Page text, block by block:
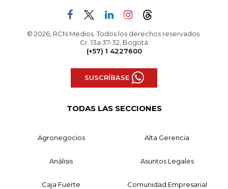
© 2026, RCN Medios. Todos los derechos reservados.
Cr. 13a 37-32, Bogotá
(+57) 1 4227600
SUSCRÍBASE
TODAS LAS SECCIONES
Agronegocios Alta Gerencia
Análisis Asuntos Legales
Caja Fuerte Comunidad Empresarial